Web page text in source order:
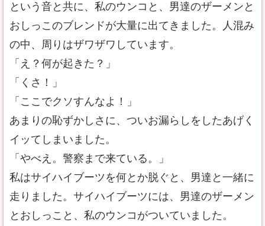
という音と共に、私のウンコと、男達のザーメンと
おしっこのブレンドが大量に出てきました。人混み
の中、周りはザワザワしています。
「え？何が起きた？」
「くさ！」
「ここでクソすんなよ！」
あまりの恥ずかしさに、ついお漏らしをしたあげく
イッてしまいました。
「やべえ。警察まで来ている。」
私はサイハイブーツを何とか脱ぐと、男達と一緒に
走りました。サイハイブーツには、男達のザーメン
とおしっこと、私のウンコがついていました。